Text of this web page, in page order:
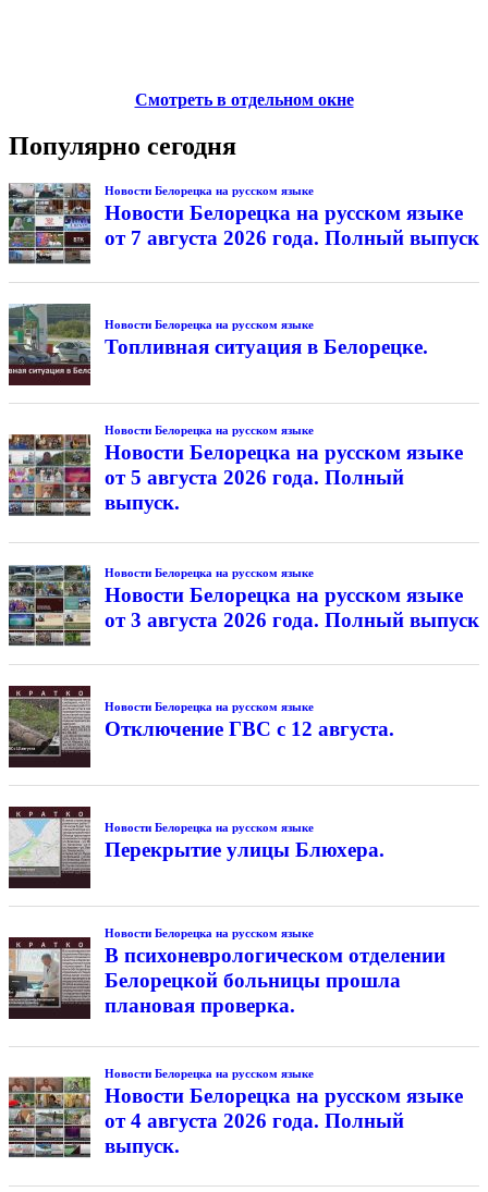
Смотреть в отдельном окне
Популярно сегодня
Новости Белорецка на русском языке
Новости Белорецка на русском языке
от 7 августа 2026 года. Полный выпуск
Новости Белорецка на русском языке
Топливная ситуация в Белорецке.
Новости Белорецка на русском языке
Новости Белорецка на русском языке
от 5 августа 2026 года. Полный
выпуск.
Новости Белорецка на русском языке
Новости Белорецка на русском языке
от 3 августа 2026 года. Полный выпуск
Новости Белорецка на русском языке
Отключение ГВС с 12 августа.
Новости Белорецка на русском языке
Перекрытие улицы Блюхера.
Новости Белорецка на русском языке
В психоневрологическом отделении
Белорецкой больницы прошла
плановая проверка.
Новости Белорецка на русском языке
Новости Белорецка на русском языке
от 4 августа 2026 года. Полный
выпуск.